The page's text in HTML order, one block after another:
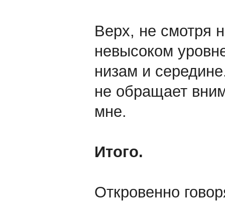
Верх, не смотря
невысоком
низам и
не обращает
мне.
Итого.
Откровенно